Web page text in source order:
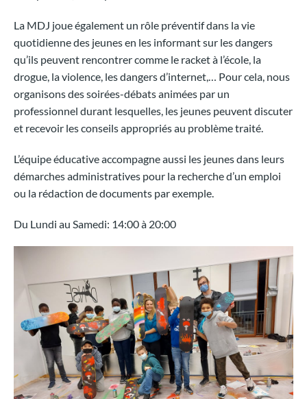
La MDJ joue également un rôle préventif dans la vie
quotidienne des jeunes en les informant sur les dangers
qu’ils peuvent rencontrer comme le racket à l’école, la
drogue, la violence, les dangers d’internet,… Pour cela, nous
organisons des soirées-débats animées par un
professionnel durant lesquelles, les jeunes peuvent discuter
et recevoir les conseils appropriés au problème traité.
L’équipe éducative accompagne aussi les jeunes dans leurs
démarches administratives pour la recherche d’un emploi
ou la rédaction de documents par exemple.
Du Lundi au Samedi: 14:00 à 20:00